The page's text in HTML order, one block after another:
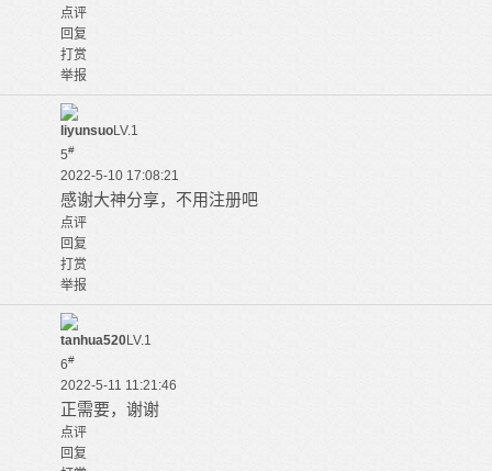
点评
回复
打赏
举报
liyunsuoLV.1
5#
2022-5-10 17:08:21
感谢大神分享，不用注册吧
点评
回复
打赏
举报
tanhua520LV.1
6#
2022-5-11 11:21:46
正需要，谢谢
点评
回复